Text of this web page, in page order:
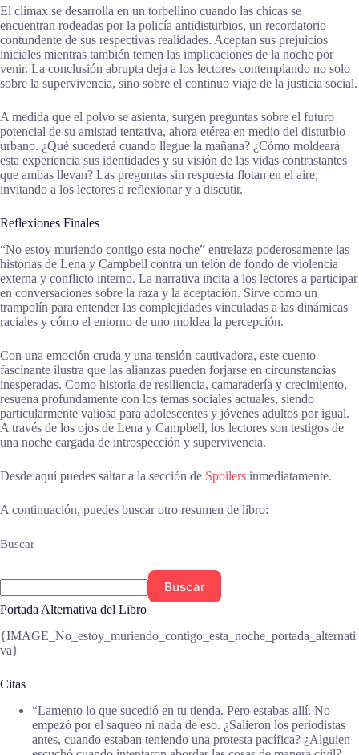
El clímax se desarrolla en un torbellino cuando las chicas se
encuentran rodeadas por la policía antidisturbios, un recordatorio
contundente de sus respectivas realidades. Aceptan sus prejuicios
iniciales mientras también temen las implicaciones de la noche por
venir. La conclusión abrupta deja a los lectores contemplando no solo
sobre la supervivencia, sino sobre el continuo viaje de la justicia social.
A medida que el polvo se asienta, surgen preguntas sobre el futuro
potencial de su amistad tentativa, ahora etérea en medio del disturbio
urbano. ¿Qué sucederá cuando llegue la mañana? ¿Cómo moldeará
esta experiencia sus identidades y su visión de las vidas contrastantes
que ambas llevan? Las preguntas sin respuesta flotan en el aire,
invitando a los lectores a reflexionar y a discutir.
Reflexiones Finales
“No estoy muriendo contigo esta noche” entrelaza poderosamente las
historias de Lena y Campbell contra un telón de fondo de violencia
externa y conflicto interno. La narrativa incita a los lectores a participar
en conversaciones sobre la raza y la aceptación. Sirve como un
trampolín para entender las complejidades vinculadas a las dinámicas
raciales y cómo el entorno de uno moldea la percepción.
Con una emoción cruda y una tensión cautivadora, este cuento
fascinante ilustra que las alianzas pueden forjarse en circunstancias
inesperadas. Como historia de resiliencia, camaradería y crecimiento,
resuena profundamente con los temas sociales actuales, siendo
particularmente valiosa para adolescentes y jóvenes adultos por igual.
A través de los ojos de Lena y Campbell, los lectores son testigos de
una noche cargada de introspección y supervivencia.
Desde aquí puedes saltar a la sección de Spoilers inmediatamente.
A continuación, puedes buscar otro resumen de libro:
Buscar
Buscar
Portada Alternativa del Libro
{IMAGE_No_estoy_muriendo_contigo_esta_noche_portada_alternati
va}
Citas
“Lamento lo que sucedió en tu tienda. Pero estabas allí. No
empezó por el saqueo ni nada de eso. ¿Salieron los periodistas
antes, cuando estaban teniendo una protesta pacífica? ¿Alguien